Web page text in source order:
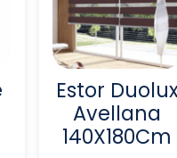
Estor
Avellana
140X180Cm